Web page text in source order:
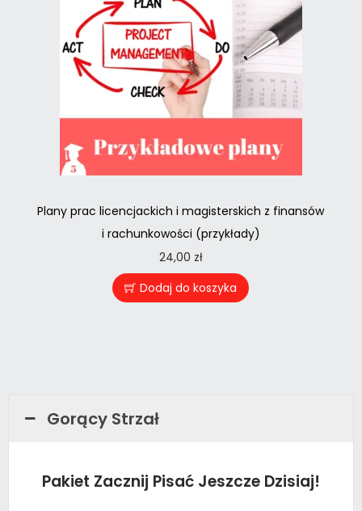
Plany prac licencjackich i magisterskich z finansów
i rachunkowości (przykłady)
24,00 zł
Dodaj do koszyka
Gorący Strzał
Pakiet Zacznij Pisać Jeszcze Dzisiaj!